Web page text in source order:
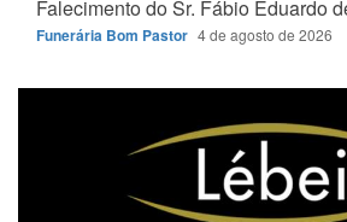
Falecimento do Sr. Fábio Eduardo
Funerária Bom Pastor 4 de agosto de 2026